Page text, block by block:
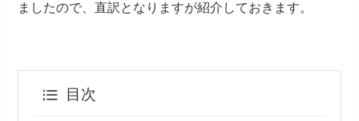
ましたので、直訳となりますが紹介しておきます。
目次